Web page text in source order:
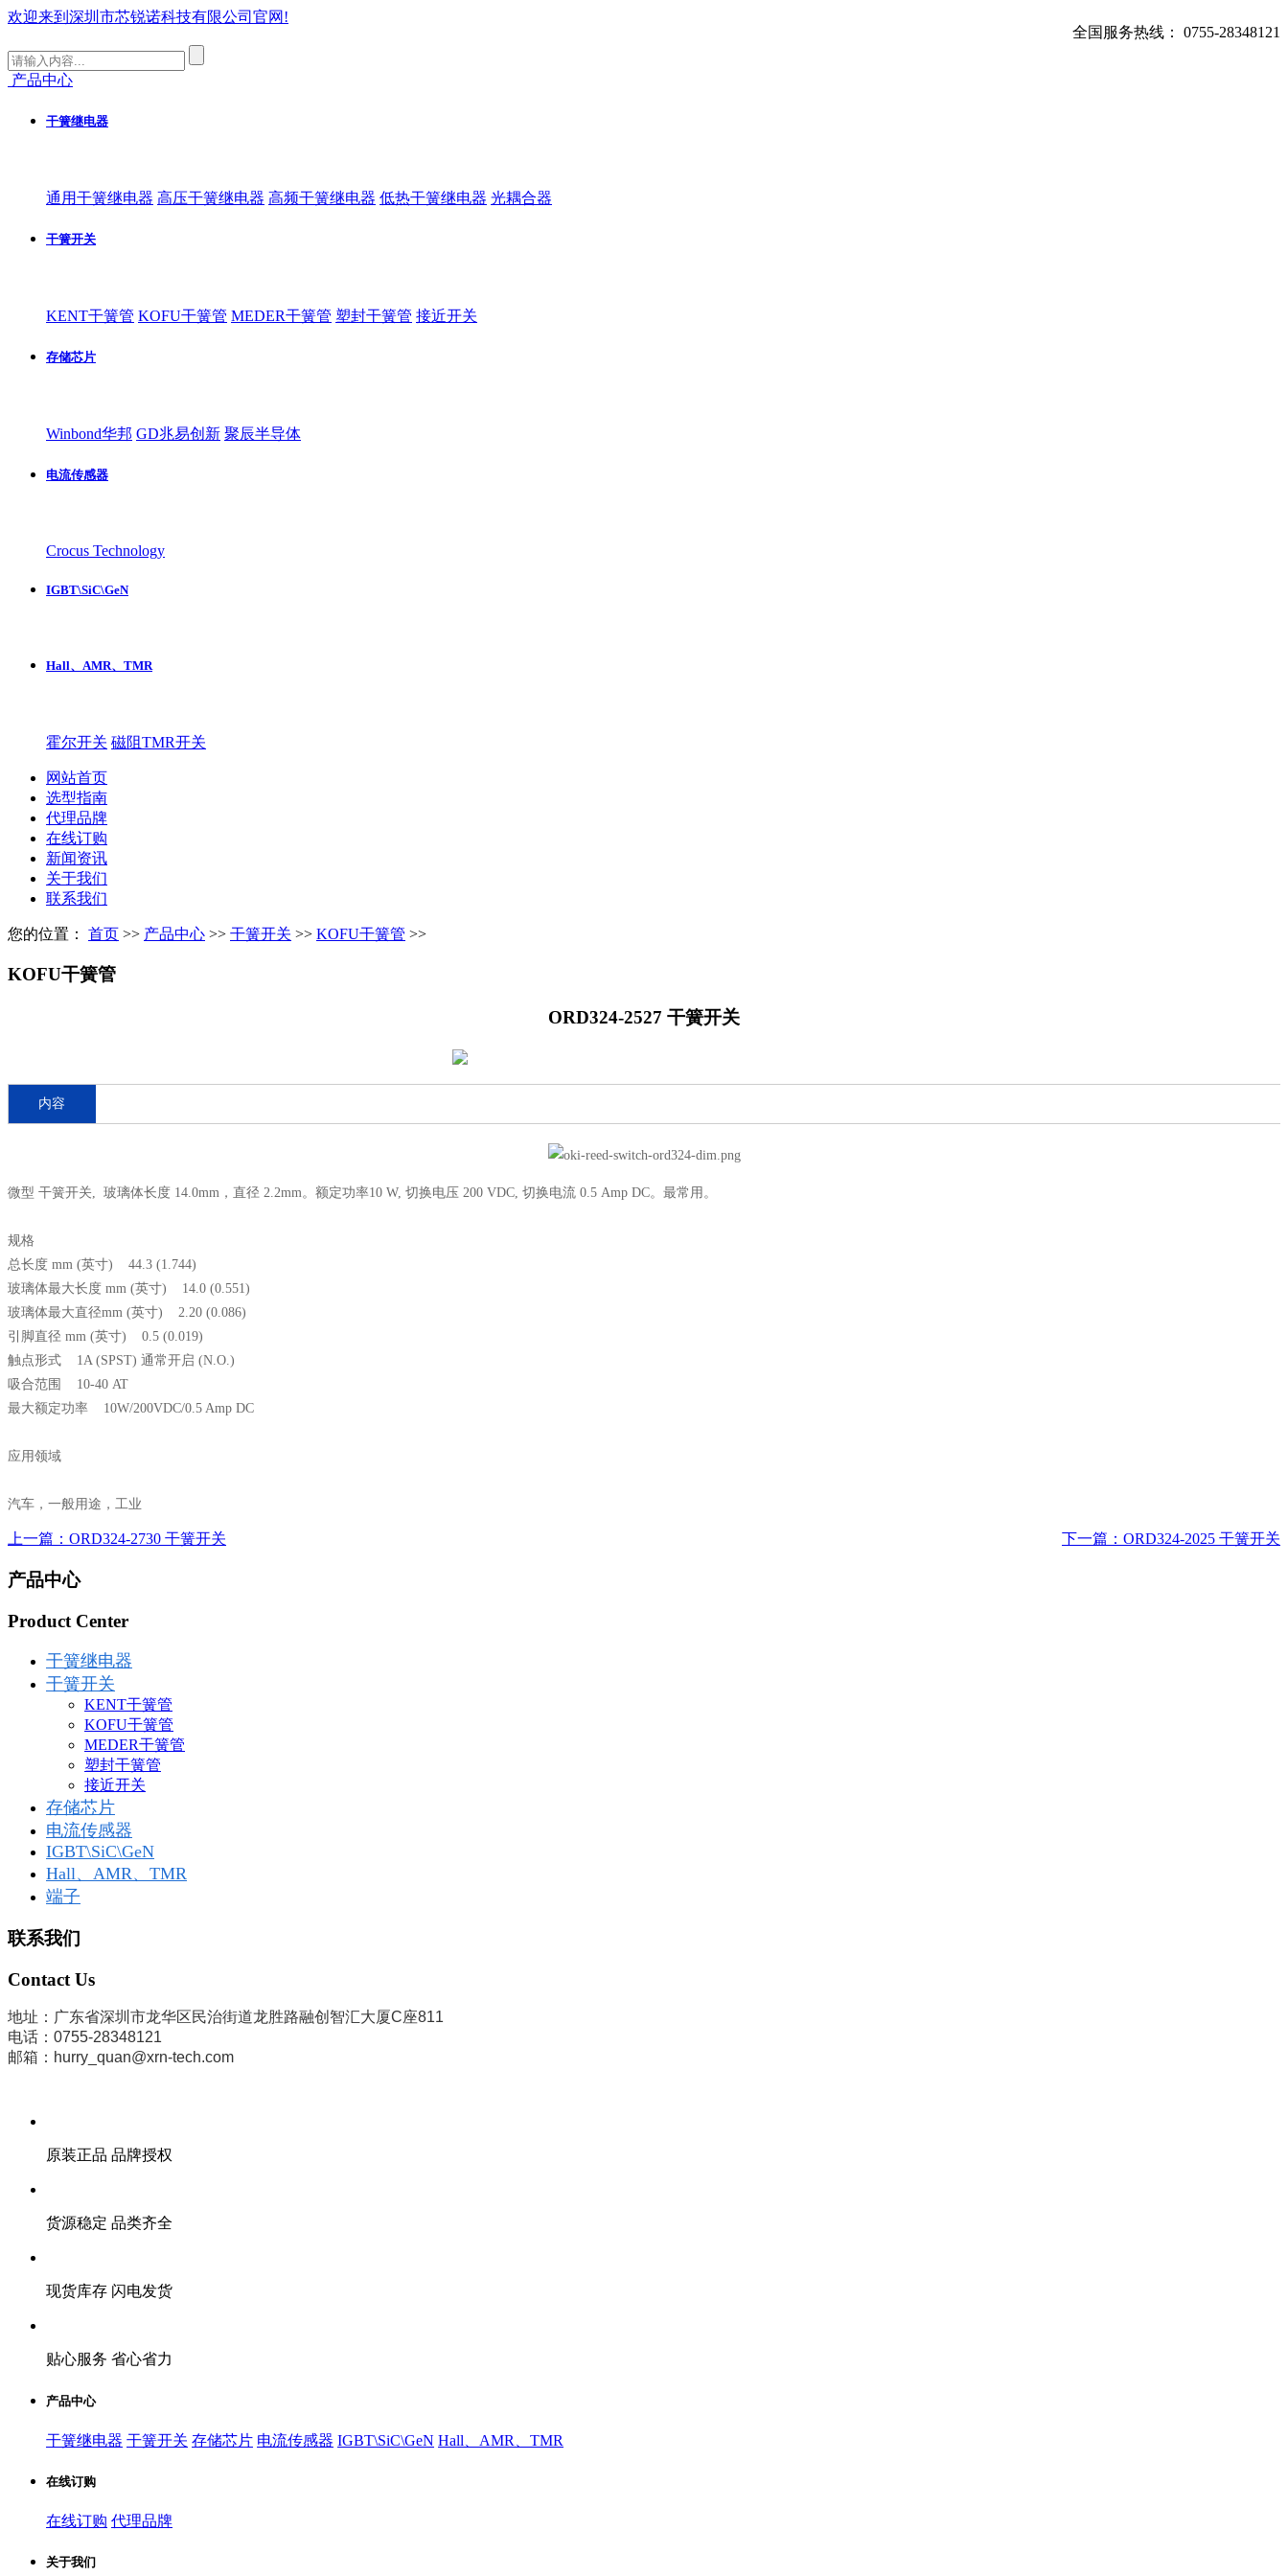
欢迎来到深圳市芯锐诺科技有限公司官网!
全国服务热线： 0755-28348121
产品中心
干簧继电器
通用干簧继电器 高压干簧继电器 高频干簧继电器 低热干簧继电器 光耦合器
干簧开关
KENT干簧管 KOFU干簧管 MEDER干簧管 塑封干簧管 接近开关
存储芯片
Winbond华邦 GD兆易创新 聚辰半导体
电流传感器
Crocus Technology
IGBT\SiC\GeN
Hall、AMR、TMR
霍尔开关 磁阻TMR开关
网站首页
选型指南
代理品牌
在线订购
新闻资讯
关于我们
联系我们
您的位置： 首页 >> 产品中心 >> 干簧开关 >> KOFU干簧管 >>
KOFU干簧管
ORD324-2527 干簧开关
内容
微型 干簧开关, 玻璃体长度 14.0mm，直径 2.2mm。额定功率10 W, 切换电压 200 VDC, 切换电流 0.5 Amp DC。最常用。
规格
总长度 mm (英寸) 44.3 (1.744)
玻璃体最大长度 mm (英寸) 14.0 (0.551)
玻璃体最大直径mm (英寸) 2.20 (0.086)
引脚直径 mm (英寸) 0.5 (0.019)
触点形式 1A (SPST) 通常开启 (N.O.)
吸合范围 10-40 AT
最大额定功率 10W/200VDC/0.5 Amp DC
应用领域
汽车，一般用途，工业
上一篇：ORD324-2730 干簧开关 下一篇：ORD324-2025 干簧开关
产品中心
Product Center
干簧继电器
干簧开关
KENT干簧管
KOFU干簧管
MEDER干簧管
塑封干簧管
接近开关
存储芯片
电流传感器
IGBT\SiC\GeN
Hall、AMR、TMR
端子
联系我们
Contact Us
地址：广东省深圳市龙华区民治街道龙胜路融创智汇大厦C座811
电话：0755-28348121
邮箱：hurry_quan@xrn-tech.com
原装正品 品牌授权
货源稳定 品类齐全
现货库存 闪电发货
贴心服务 省心省力
产品中心
干簧继电器 干簧开关 存储芯片 电流传感器 IGBT\SiC\GeN Hall、AMR、TMR
在线订购
在线订购 代理品牌
关于我们